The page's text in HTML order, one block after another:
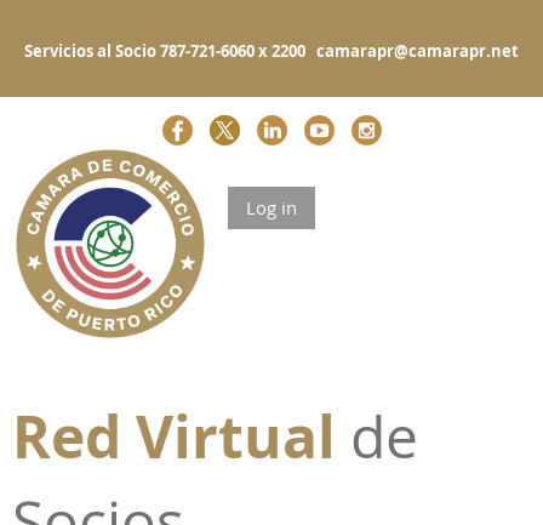
Servicios al Socio 787-721-6060 x 2200 camarapr@camarapr.net
Log in
Red Virtual de